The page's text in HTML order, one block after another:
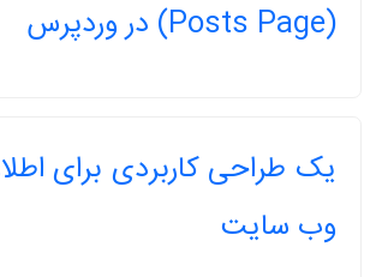
(Posts Page) در وردپرس
یک طراحی کاربردی برای
وب سایت